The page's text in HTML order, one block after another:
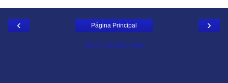
‹ ›
Página Principal
Ver la versión web